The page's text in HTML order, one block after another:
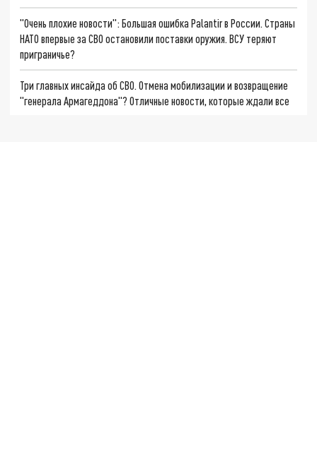
"Очень плохие новости": Большая ошибка Palantir в России. Страны
НАТО впервые за СВО остановили поставки оружия. ВСУ теряют
приграничье?
Три главных инсайда об СВО. Отмена мобилизации и возвращение
"генерала Армагеддона"? Отличные новости, которые ждали все